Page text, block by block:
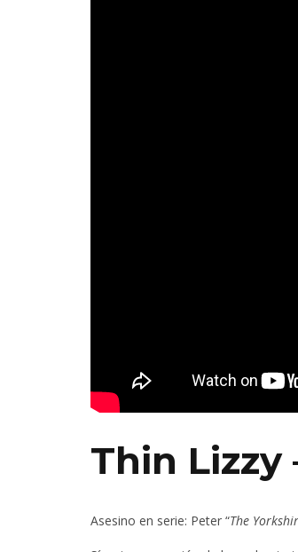
Thin Lizzy
Asesino en serie: Peter “The